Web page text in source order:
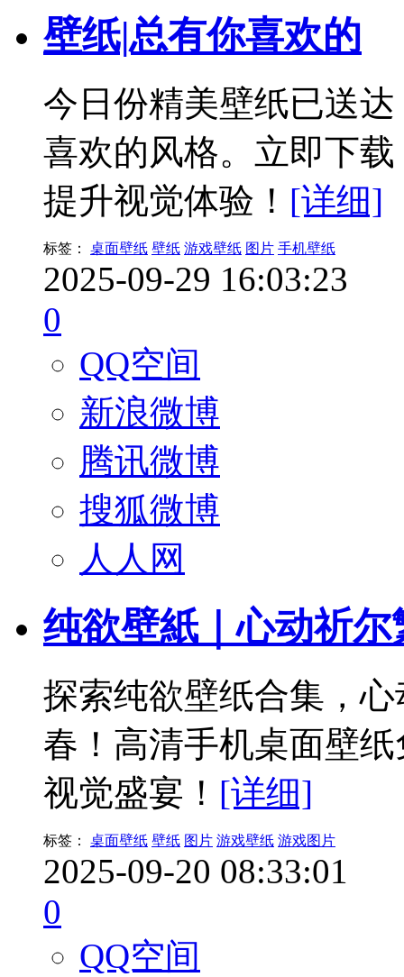
壁纸|总有你喜欢的
今日份精美壁纸已送
喜欢的风格。立即下
提升视觉体验！ [详细]
标签： 桌面壁纸 壁纸 游戏壁纸 图片 手机壁纸
2025-09-29 16:03:23
0
QQ空间
新浪微博
腾讯微博
搜狐微博
人人网
纯欲壁紙｜心动祈
探索纯欲壁纸合集，
春！高清手机桌面壁
视觉盛宴！ [详细]
标签： 桌面壁纸 壁纸 图片 游戏壁纸 游戏图片
2025-09-20 08:33:01
0
QQ空间